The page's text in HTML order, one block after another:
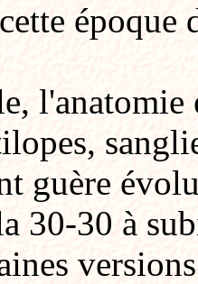
guère
30-30 à